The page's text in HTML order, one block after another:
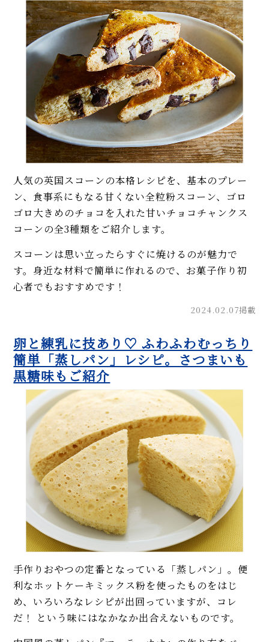
人気の英国スコーンの本格レシピを、基本のプレー
ン、食事系にもなる甘くない全粒粉スコーン、ゴロ
ゴロ大きめのチョコを入れた甘いチョコチャンクス
コーンの全3種類をご紹介します。
スコーンは思い立ったらすぐに焼けるのが魅力で
す。身近な材料で簡単に作れるので、お菓子作り初
心者でもおすすめです！
2024.02.07掲載
卵と練乳に技あり♡ ふわふわむっちり
簡単「蒸しパン」レシピ。さつまいも
黒糖味もご紹介
手作りおやつの定番となっている「蒸しパン」。便
利なホットケーキミックス粉を使ったものをはじ
め、いろいろなレシピが出回っていますが、コレ
だ！ という味にはなかなか出合えないものです。